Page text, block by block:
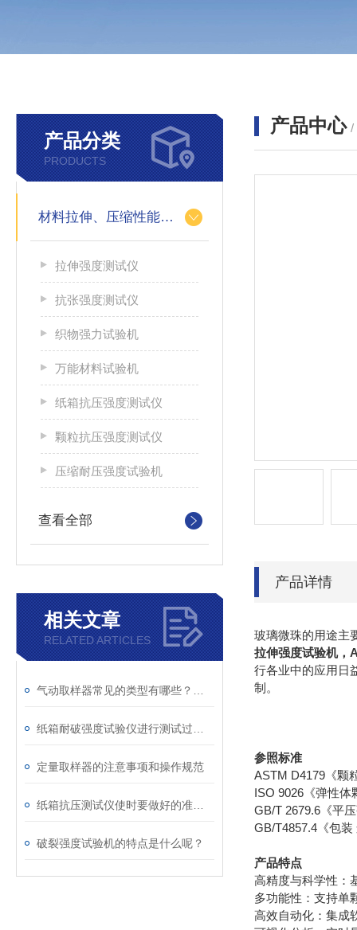
产品分类
PRODUCTS
材料拉伸、压缩性能的测定
拉伸强度测试仪
抗张强度测试仪
织物强力试验机
万能材料试验机
纸箱抗压强度测试仪
颗粒抗压强度测试仪
压缩耐压强度试验机
查看全部
相关文章
RELATED ARTICLES
定量取样器的注意事项和操作规范
破裂强度试验机的特点是什么呢？
产品中心 /
产品详情
玻璃微珠的用途主
拉伸强度试验机，
行各业中的应用日
制。
参照标准
ASTM D4179《颗
ISO 9026《弹性体
GB/T 2679.6《平
GB/T4857.4《包
产品特点
高精度与科学性：
多功能性：支持单
高效自动化：集成